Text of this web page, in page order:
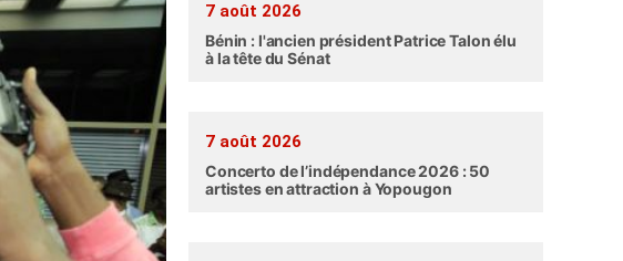
7 août 2026
Bénin : l'ancien président Patrice Talon élu
à la tête du Sénat
7 août 2026
Concerto de l’indépendance 2026 : 50
artistes en attraction à Yopougon